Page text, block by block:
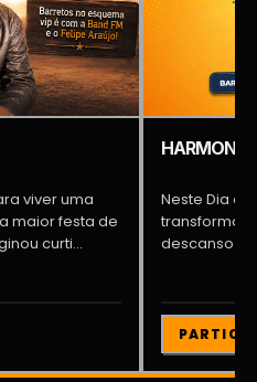
viver uma
maior festa de
Já imaginou curti...
Neste Dia
transformar
descanso